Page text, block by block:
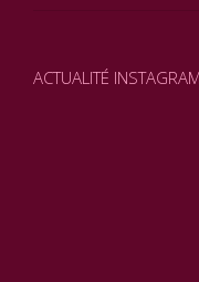
ACTUALITÉ INSTAGRAM